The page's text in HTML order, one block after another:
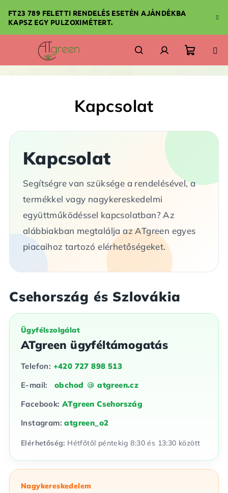
tartalomhoz
FT23 789 FELETTI RENDELÉS ESETÉN AJÁNDÉKBA
KAPSZ EGY PULZOXIMÉTERT.
KeresésBejelentkezés
Kosár
Kapcsolat
Kapcsolat
Segítségre van szüksége a rendelésével, a
termékkel vagy nagykereskedelmi
együttműködéssel kapcsolatban? Az
alábbiakban megtalálja az ATgreen egyes
piacaihoz tartozó elérhetőségeket.
Csehország és Szlovákia
Ügyfélszolgálat
ATgreen ügyféltámogatás
Telefon: +420 727 898 513
E-mail:
obchod
atgreen.cz
Facebook: ATgreen Csehország
Instagram: atgreen_o2
Elérhetőség: Hétfőtől péntekig 8:30 és 13:30 között
Nagykereskedelem